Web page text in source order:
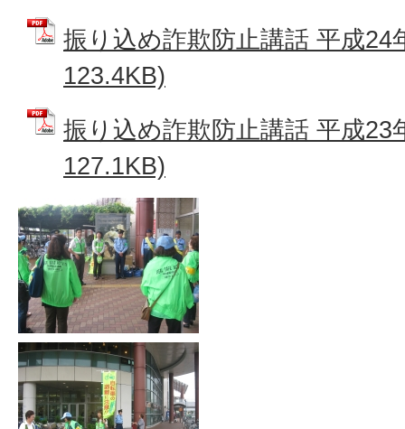
振り込め詐欺防止講話 平成24
123.4KB)
振り込め詐欺防止講話 平成23
127.1KB)